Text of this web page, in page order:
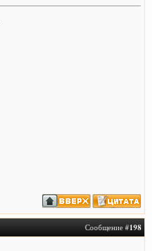
Сообщение #198